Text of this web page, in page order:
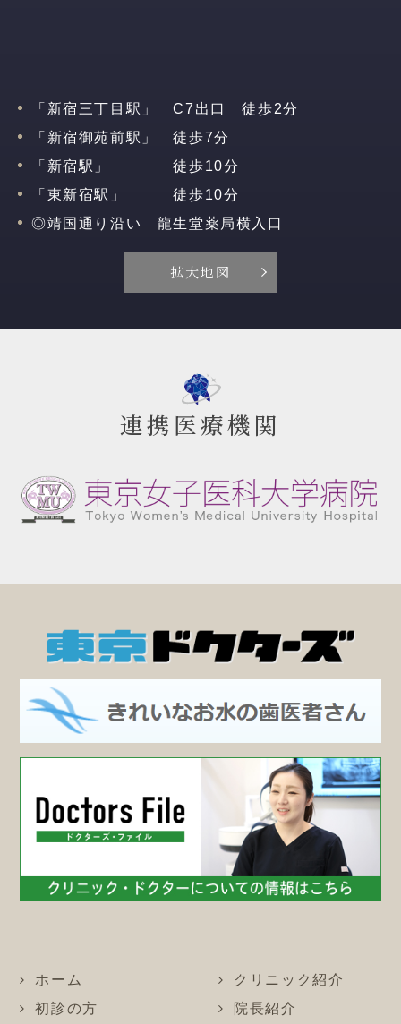
「新宿三丁目駅」 C7出口 徒歩2分
「新宿御苑前駅」 徒歩7分
「新宿駅」 徒歩10分
「東新宿駅」 徒歩10分
◎靖国通り沿い 龍生堂薬局横入口
拡大地図
連携医療機関
ホーム
クリニック紹介
初診の方
院長紹介